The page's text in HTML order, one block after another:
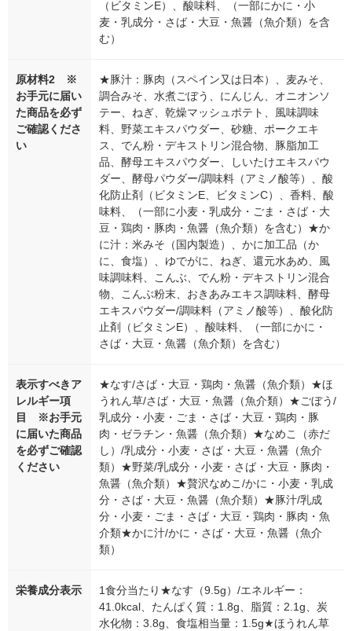
（ビタミンE）、酸味料、（一部にかに・小
麦・乳成分・さば・大豆・魚醤（魚介類）を含
む）
原材料2 ※
お手元に届い
た商品を必ず
ご確認くださ
い
★豚汁：豚肉（スペイン又は日本）、麦みそ、
調合みそ、水煮ごぼう、にんじん、オニオンソ
テー、ねぎ、乾燥マッシュポテト、風味調味
料、野菜エキスパウダー、砂糖、ポークエキ
ス、でん粉・デキストリン混合物、豚脂加工
品、酵母エキスパウダー、しいたけエキスパウ
ダー、酵母パウダー/調味料（アミノ酸等）、酸
化防止剤（ビタミンE、ビタミンC）、香料、酸
味料、（一部に小麦・乳成分・ごま・さば・大
豆・鶏肉・豚肉・魚醤（魚介類）を含む）★か
に汁：米みそ（国内製造）、かに加工品（か
に、食塩）、ゆでがに、ねぎ、還元水あめ、風
味調味料、こんぶ、でん粉・デキストリン混合
物、こんぶ粉末、おきあみエキス調味料、酵母
エキスパウダー/調味料（アミノ酸等）、酸化防
止剤（ビタミンE）、酸味料、（一部にかに・
さば・大豆・魚醤（魚介類）を含む）
表示すべきア
レルギー項
目 ※お手元
に届いた商品
を必ずご確認
ください
★なす/さば・大豆・鶏肉・魚醤（魚介類）★ほ
うれん草/さば・大豆・魚醤（魚介類）★ごぼう/
乳成分・小麦・ごま・さば・大豆・鶏肉・豚
肉・ゼラチン・魚醤（魚介類）★なめこ（赤だ
し）/乳成分・小麦・さば・大豆・魚醤（魚介
類）★野菜/乳成分・小麦・さば・大豆・豚肉・
魚醤（魚介類）★贅沢なめこ/かに・小麦・乳成
分・さば・大豆・魚醤（魚介類）★豚汁/乳成
分・小麦・ごま・さば・大豆・鶏肉・豚肉・魚
介類★かに汁/かに・さば・大豆・魚醤（魚介
類）
栄養成分表示
1食分当たり★なす（9.5g）/エネルギー：
41.0kcal、たんぱく質：1.8g、脂質：2.1g、炭
水化物：3.8g、食塩相当量：1.5g★ほうれん草